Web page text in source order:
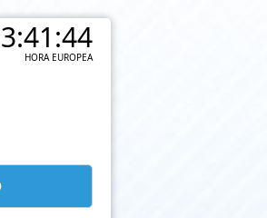
HORA EUROPEA